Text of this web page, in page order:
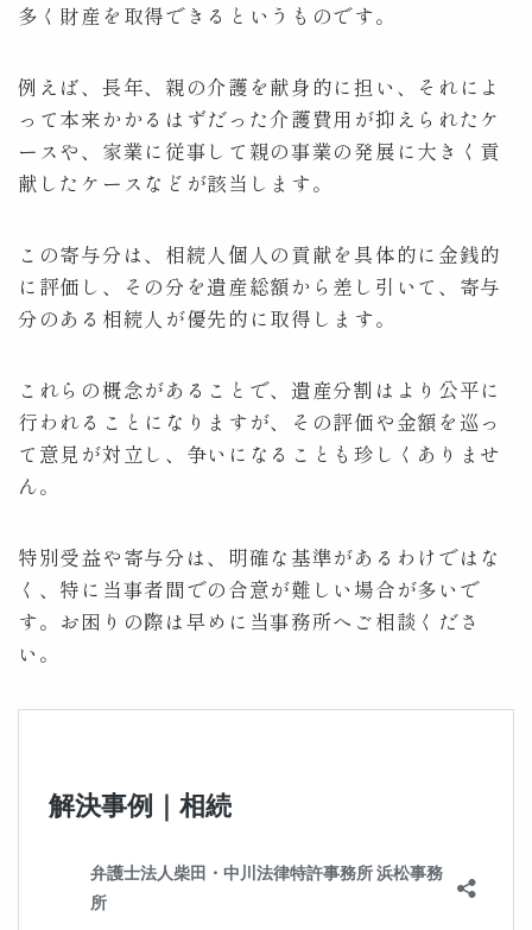
多く財産を取得できるというものです。
例えば、長年、親の介護を献身的に担い、それによ
って本来かかるはずだった介護費用が抑えられたケ
ースや、家業に従事して親の事業の発展に大きく貢
献したケースなどが該当します。
この寄与分は、相続人個人の貢献を具体的に金銭的
に評価し、その分を遺産総額から差し引いて、寄与
分のある相続人が優先的に取得します。
これらの概念があることで、遺産分割はより公平に
行われることになりますが、その評価や金額を巡っ
て意見が対立し、争いになることも珍しくありませ
ん。
特別受益や寄与分は、明確な基準があるわけではな
く、特に当事者間での合意が難しい場合が多いで
す。お困りの際は早めに当事務所へご相談くださ
い。